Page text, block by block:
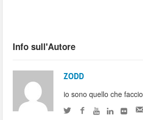
Info sull'Autore
ZODD
io sono quello che faccio